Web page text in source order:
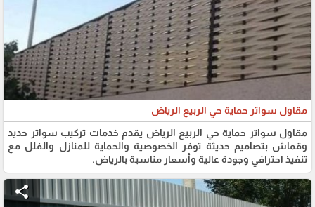
مقاول سواتر حماية حي الربيع الرياض
مقاول سواتر حماية حي الربيع الرياض يقدم خدمات تركيب سواتر حديد
وقماش بتصاميم حديثة توفر الخصوصية والحماية للمنازل والفلل مع
تنفيذ احترافي وجودة عالية وأسعار مناسبة بالرياض.
share